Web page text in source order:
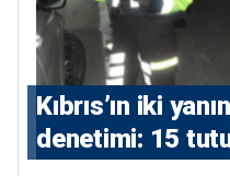
Kıbrıs’ın iki
denetimi: 15